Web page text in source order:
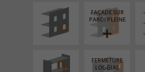
FAÇADE SUR
PAROI PLEINE
RÉAMÉNAGEMENT
INTÉRIEUR
FERMETURE
LOGGIAS